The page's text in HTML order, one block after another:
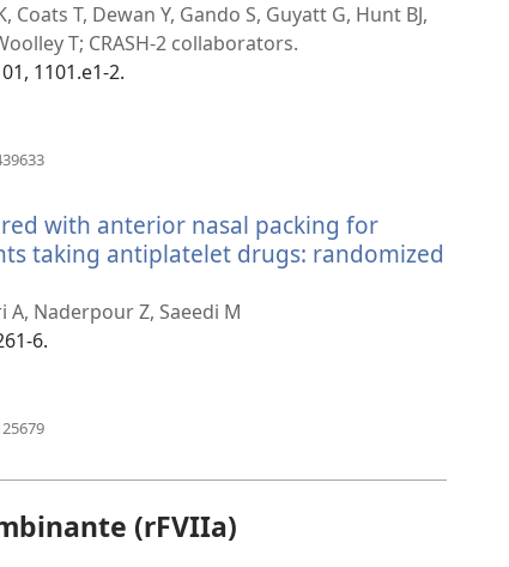
T, Dewan Y, Gando S, Guyatt G, Hunt BJ,
T; CRASH-2 collaborators.
1101.e1-2.
ventana)
with anterior nasal packing for
taking antiplatelet drugs: randomized
A, Naderpour Z, Saeedi M
6.
(rFVIIa)